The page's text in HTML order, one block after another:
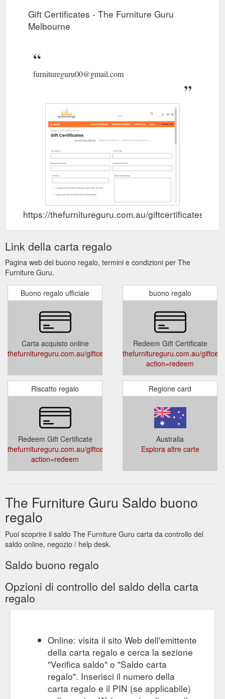
Gift Certificates - The Furniture Guru
Melbourne
furnitureguru00@gmail.com
https://thefurnitureguru.com.au/giftcertificates.php
Link della carta regalo
Pagina web del buono regalo, termini e condizioni per The
Furniture Guru.
Buono regalo ufficiale
Carta acquisto online
thefurnitureguru.com.au/giftcertificates.php
buono regalo
Redeem Gift Certificate
thefurnitureguru.com.au/
action=redeem
Riscatto regalo
Redeem Gift Certificate
thefurnitureguru.com.au/giftcertificates.php?
action=redeem
Regione card
Australia
Esplora altre carte
The Furniture Guru Saldo buono
regalo
Puoi scoprire il saldo The Furniture Guru carta da controllo del
saldo online, negozio / help desk.
Saldo buono regalo
Opzioni di controllo del saldo della carta
regalo
Online: visita il sito Web dell'emittente
della carta regalo e cerca la sezione
"Verifica saldo" o "Saldo carta
regalo". Inserisci il numero della
carta regalo e il PIN (se applicabile)